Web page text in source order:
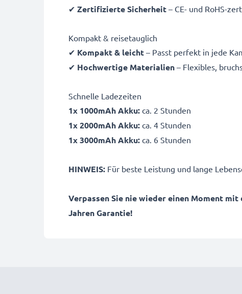
✔ Zertifizierte Sicherheit – CE- und RoHS-
Kompakt & reisetauglich
✔ Kompakt & leicht – Passt perfekt in jede
✔ Hochwertige Materialien – Flexibles,
Schnelle Ladezeiten
1x 1000mAh Akku: ca. 2 Stunden
1x 2000mAh Akku: ca. 4 Stunden
1x 3000mAh Akku: ca. 6 Stunden
HINWEIS: Für beste Leistung und lange
Verpassen Sie nie wieder einen Moment
Jahren Garantie!